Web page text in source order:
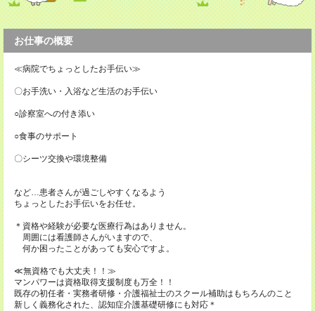
お仕事の概要
≪病院でちょっとしたお手伝い≫
〇お手洗い・入浴など生活のお手伝い
○診察室への付き添い
○食事のサポート
〇シーツ交換や環境整備
など…患者さんが過ごしやすくなるよう
ちょっとしたお手伝いをお任せ。
＊資格や経験が必要な医療行為はありません。
周囲には看護師さんがいますので、
何か困ったことがあっても安心ですよ。
≪無資格でも大丈夫！！≫
マンパワーは資格取得支援制度も万全！！
既存の初任者・実務者研修・介護福祉士のスクール補助はもちろんのこと
新しく義務化された、認知症介護基礎研修にも対応＊